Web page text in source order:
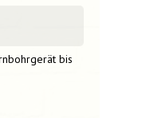
bis